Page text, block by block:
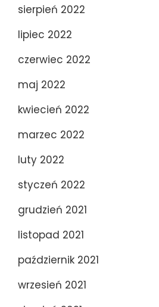
sierpień 2022
lipiec 2022
czerwiec 2022
maj 2022
kwiecień 2022
marzec 2022
luty 2022
styczeń 2022
grudzień 2021
listopad 2021
październik 2021
wrzesień 2021